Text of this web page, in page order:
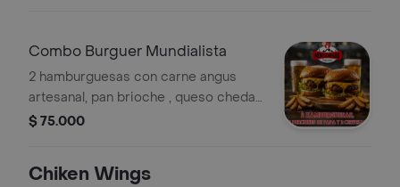
Combo Burguer Mundialista
2 hamburguesas con carne angus
artesanal, pan brioche , queso chedar,
cebolla grille, tomate y lechuga. 2
$ 75.000
Chiken Wings